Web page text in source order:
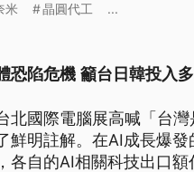
米 晶圓代工 ...
恐陷危機 籲台日韓投入
北國際電腦展高喊「台
鮮明註解。在AI成長爆
各自的AI相關科技出口